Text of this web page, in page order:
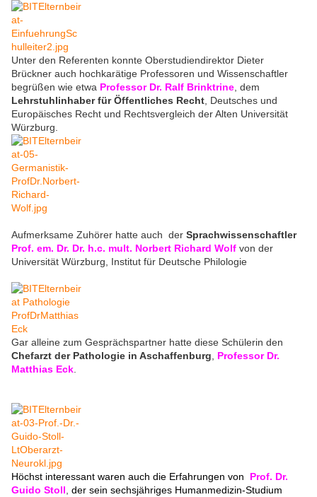
Unter den Referenten konnte Oberstudiendirektor Dieter
Brückner auch hochkarätige Professoren und Wissenschaftler
begrüßen wie etwa Professor Dr. Ralf Brinktrine , dem
Lehrstuhlinhaber für Öffentliches Recht , Deutsches und
Europäisches Recht und Rechtsvergleich der Alten Universität
Würzburg.
Aufmerksame Zuhörer hatte auch der Sprachwissenschaftler
Prof. em. Dr. Dr. h.c. mult. Norbert Richard Wolf von der
Universität Würzburg, Institut für Deutsche Philologie
Gar alleine zum Gesprächspartner hatte diese Schülerin den
Chefarzt der Pathologie in Aschaffenburg
Professor Dr.
Matthias Eck
Höchst interessant waren auch die Erfahrungen von
Prof. Dr.
Guido Stoll der sein sechsjähriges Humanmedizin-Studium